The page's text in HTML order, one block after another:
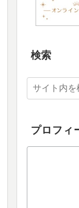
検索
プロフィ